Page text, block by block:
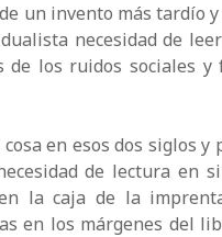
un invento más tardío
necesidad de
los ruidos sociales y
en esos dos siglos
de lectura en
la caja de la
en los márgenes del